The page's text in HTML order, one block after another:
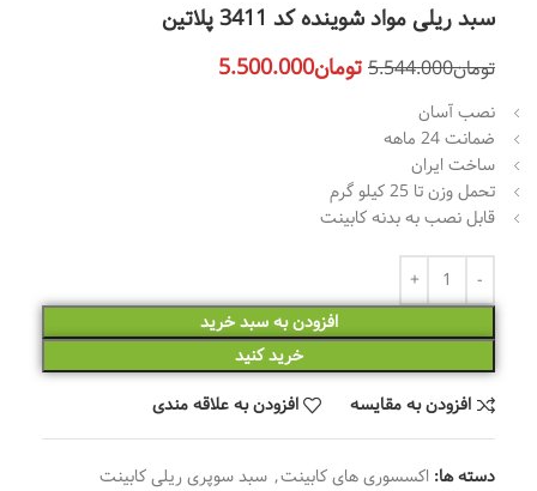
سبد ریلی مواد شوینده کد 3411 پلاتین
تومان5.544.000 تومان5.500.000
نصب آسان
ضمانت 24 ماهه
ساخت ایران
تحمل وزن تا 25 کیلو گرم
قابل نصب به بدنه کابینت
افزودن به سبد خرید
خرید کنید
افزودن به مقایسه
افزودن به علاقه مندی
دسته ها: اکسسوری های کابینت, سبد سوپری ریلی کابینت